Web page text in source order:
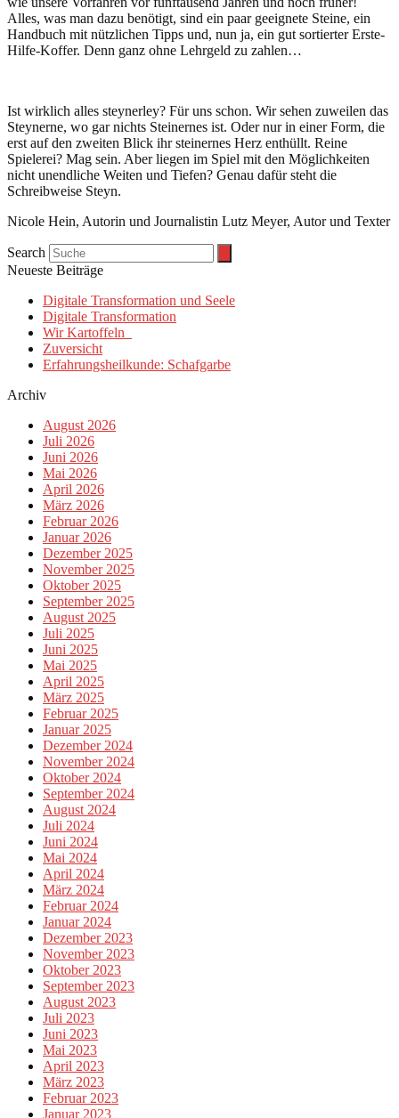
Alles, was man dazu benötigt, sind ein paar geeignete Steine, ein
Handbuch mit nützlichen Tipps und, nun ja, ein gut sortierter Erste-
Hilfe-Koffer. Denn ganz ohne Lehrgeld zu zahlen…
Ist wirklich alles steynerley? Für uns schon. Wir sehen zuweilen das
Steynerne, wo gar nichts Steinernes ist. Oder nur in einer Form, die
erst auf den zweiten Blick ihr steinernes Herz enthüllt. Reine
Spielerei? Mag sein. Aber liegen im Spiel mit den Möglichkeiten
nicht unendliche Weiten und Tiefen? Genau dafür steht die
Schreibweise Steyn.
Nicole Hein, Autorin und Journalistin Lutz Meyer, Autor und Texter
Search
Neueste Beiträge
Digitale Transformation und Seele
Digitale Transformation
Wir Kartoffeln
Zuversicht
Erfahrungsheilkunde: Schafgarbe
Archiv
August 2026
Juli 2026
Juni 2026
Mai 2026
April 2026
März 2026
Februar 2026
Januar 2026
Dezember 2025
November 2025
Oktober 2025
September 2025
August 2025
Juli 2025
Juni 2025
Mai 2025
April 2025
März 2025
Februar 2025
Januar 2025
Dezember 2024
November 2024
Oktober 2024
September 2024
August 2024
Juli 2024
Juni 2024
Mai 2024
April 2024
März 2024
Februar 2024
Januar 2024
Dezember 2023
November 2023
Oktober 2023
September 2023
August 2023
Juli 2023
Juni 2023
Mai 2023
April 2023
März 2023
Februar 2023
Januar 2023